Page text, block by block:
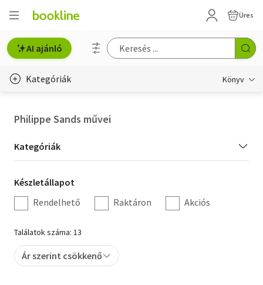
Üres
AI ajánló
Kategóriák Könyv
Hobbi, szabadidő
Irodalom
Művészet
Szakkönyv
Philippe Sands művei
Kategória
szűrés
Kategóriák
Készletállapot
szűrés
Készletállapot
Rendelhető
Raktáron Akciós
Találatok száma: 13
Ár szerint csökkenő